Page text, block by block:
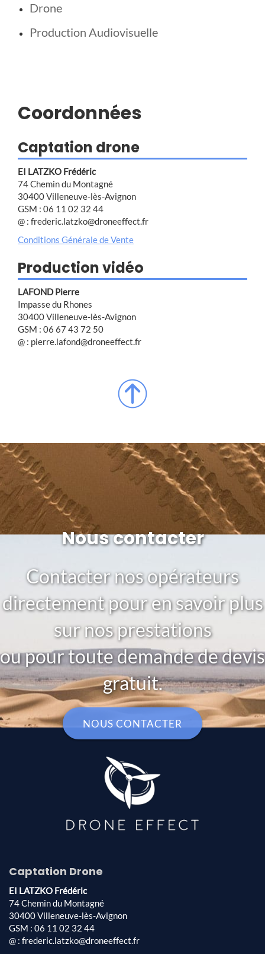
Drone
Production Audiovisuelle
Coordonnées
Captation drone
EI LATZKO Frédéric
74 Chemin du Montagné
30400 Villeneuve-lès-Avignon
GSM : 06 11 02 32 44
@ : frederic.latzko@droneeffect.fr
Conditions Générale de Vente
Production vidéo
LAFOND Pierre
Impasse du Rhones
30400 Villeneuve-lès-Avignon
GSM : 06 67 43 72 50
@ : pierre.lafond@droneeffect.fr
Nous contacter
Contacter nos opérateurs
directement pour en savoir plus
sur nos prestations
ou pour toute demande de devis
gratuit.
NOUS CONTACTER
Captation Drone
EI LATZKO Frédéric
74 Chemin du Montagné
30400 Villeneuve-lès-Avignon
GSM : 06 11 02 32 44
@ : frederic.latzko@droneeffect.fr